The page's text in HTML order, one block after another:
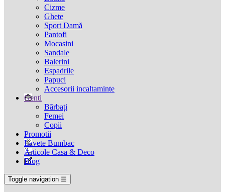
Cizme
Ghete
Sport Damă
Pantofi
Mocasini
Sandale
Balerini
Espadrile
Papuci
Accesorii incaltaminte
Genti
Bărbați
Femei
Copii
Promotii
Lavete Bumbac
Articole Casa & Deco
Blog
Toggle navigation ☰